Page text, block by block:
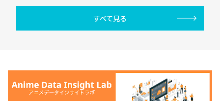
すべて見る